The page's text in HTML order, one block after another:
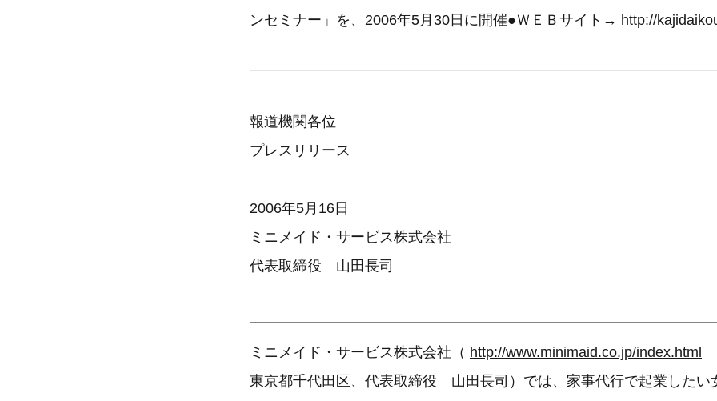
ンセミナー」を、2006年5月30日に開催●ＷＥＢサイト→ http://
報道機関各位
プレスリリース
2006年5月16日
ミニメイド・サービス株式会社
代表取締役 山田長司
ミニメイド・サービス株式会社（ http://www.minimaid.co.jp/index.html
東京都千代田区、代表取締役 山田長司）では、家事代行で起業したい